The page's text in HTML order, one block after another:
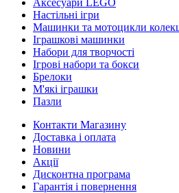
Аксесуари LEGO
Настільні ігри
Машинки та мотоцикли
Іграшкові машинки
Набори для творчості
Ігрові набори та бокси
Брелоки
М'які іграшки
Пазли
Контакти Магазину
Доставка і оплата
Новини
Акції
Дисконтна програма
Гарантія і повернення